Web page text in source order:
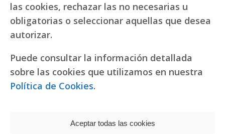
las cookies, rechazar las no necesarias u
obligatorias o seleccionar aquellas que desea
autorizar.
Puede consultar la información detallada
sobre las cookies que utilizamos en nuestra
Política de Cookies.
Aceptar todas las cookies